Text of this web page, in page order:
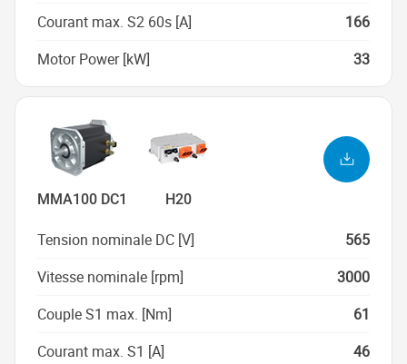
Courant max. S2 60s [A]
166
Motor Power [kW]
33
MMA100 DC1 H20
Tension nominale DC [V]
565
Vitesse nominale [rpm]
3000
Couple S1 max. [Nm]
61
Courant max. S1 [A]
46